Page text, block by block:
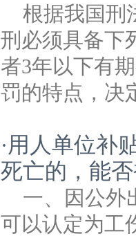
根据我国刑
刑必须具备
者3年以下有
罚的特点，决
·用人单位补
死亡的，能
一、因公外
可以认定为工